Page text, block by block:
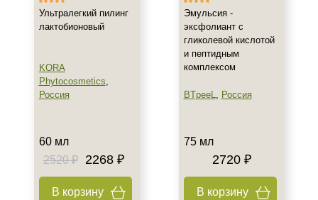
Гладкость
Обновление клеток
Область применения
Лицо
Тело
Ультралегкий пилинг
лактобионовый
KORA
Phytocosmetics,
Россия
60 мл
2520 ₽
2268 ₽
В корзину
Эмульсия -
эксфолиант с
гликолевой кислотой
и пептидным
комплексом
BTpeeL, Россия
75 мл
2720 ₽
В корзину